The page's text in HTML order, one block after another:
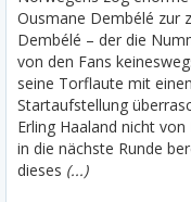
Ousmane Dembélé zur
Dembélé – der die
von den Fans
seine Torflaute mit
Startaufstellung
Erling Haaland nicht
in die nächste Runde
dieses (...)